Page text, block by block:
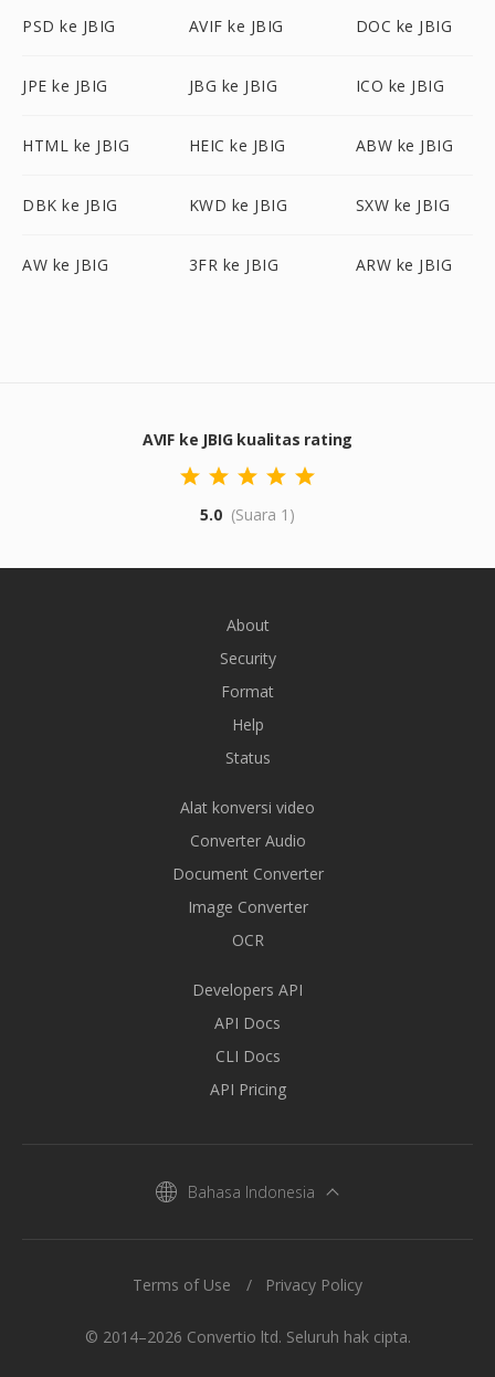
PSD ke JBIG AVIF ke JBIG DOC ke JBIG
JPE ke JBIG JBG ke JBIG ICO ke JBIG
HTML ke JBIG HEIC ke JBIG ABW ke JBIG
DBK ke JBIG KWD ke JBIG SXW ke JBIG
AW ke JBIG 3FR ke JBIG ARW ke JBIG
AVIF ke JBIG kualitas rating
5.0 (Suara 1)
About
Security
Format
Help
Status
Alat konversi video
Converter Audio
Document Converter
Image Converter
OCR
Developers API
API Docs
CLI Docs
API Pricing
Bahasa Indonesia
© 2014–2026 Convertio ltd. Seluruh hak cipta.
Terms of Use Privacy Policy